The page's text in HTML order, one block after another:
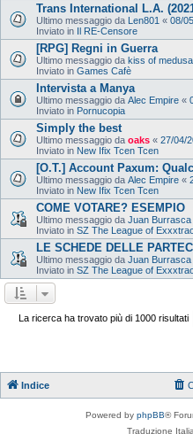
Trans International L.A.
Ultimo messaggio da Len801 « 08/
Inviato in Il RE-Censore
[RPG] Regni in Guerra
Ultimo messaggio da kiss of medusa
Inviato in Games Cafè
Intervista a Manya
Ultimo messaggio da Alec Empire «
Inviato in Pornucopia
Simply the best
Ultimo messaggio da oaks « 27/04/
Inviato in New Ifix Tcen Tcen
[O.T.] Account Paxum:
Ultimo messaggio da Alec Empire «
Inviato in New Ifix Tcen Tcen
COME VOTARE? ESEMPIO
Ultimo messaggio da Juan Burrasca
Inviato in SZ The League of
LE SCHEDE DELLE
Ultimo messaggio da Juan Burrasca
Inviato in SZ The League of
La ricerca ha trovato più di 1000 risultati
Indice
Powered by phpBB®
Traduzione